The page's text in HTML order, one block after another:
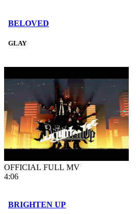
BELOVED
GLAY
OFFICIAL FULL MV
4:06
BRIGHTEN UP